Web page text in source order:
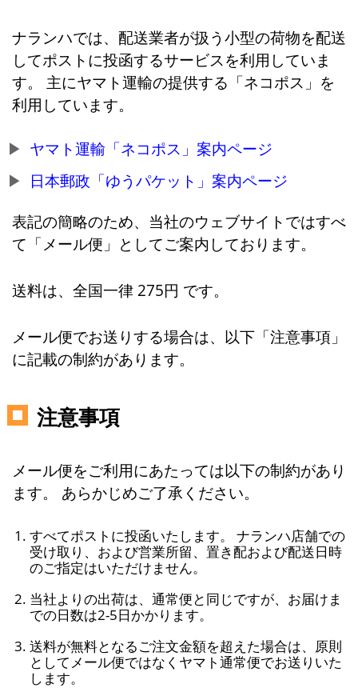
ナランハでは、配送業者が扱う小型の荷物を配送
してポストに投函するサービスを利用していま
す。 主にヤマト運輸の提供する「ネコポス」を
利用しています。
ヤマト運輸「ネコポス」案内ページ
日本郵政「ゆうパケット」案内ページ
表記の簡略のため、当社のウェブサイトではすべ
て「メール便」としてご案内しております。
送料は、全国一律 275円 です。
メール便でお送りする場合は、以下「注意事項」
に記載の制約があります。
注意事項
メール便をご利用にあたっては以下の制約があり
ます。 あらかじめご了承ください。
すべてポストに投函いたします。 ナランハ店舗での
受け取り、および営業所留、置き配および配送日時
のご指定はいただけません。
当社よりの出荷は、通常便と同じですが、お届けま
での日数は2-5日かかります。
送料が無料となるご注文金額を超えた場合は、原則
としてメール便ではなくヤマト通常便でお送りいた
します。